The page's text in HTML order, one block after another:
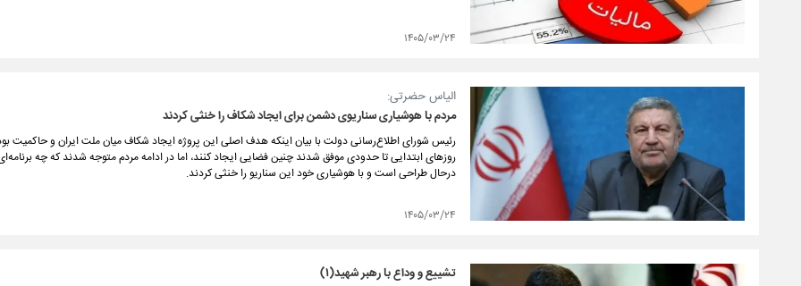
۱۴۰۵/۰۳/۲۴
الیاس حضرتی:
مردم با هوشیاری سناریوی دشمن برای ایجاد شکاف را خنثی کردند
رئیس شورای اطلاع‌رسانی دولت با بیان اینکه هدف اصلی این پروژه ایجاد شکاف میان ملت ایران و حاکمیت
روزهای ابتدایی تا حدودی موفق شدند چنین فضایی ایجاد کنند، اما در ادامه مردم متوجه شدند که چه
درحال طراحی است و با هوشیاری خود این سناریو را خنثی کردند.
۱۴۰۵/۰۳/۲۴
تشییع و وداع با رهبر شهید(۱)